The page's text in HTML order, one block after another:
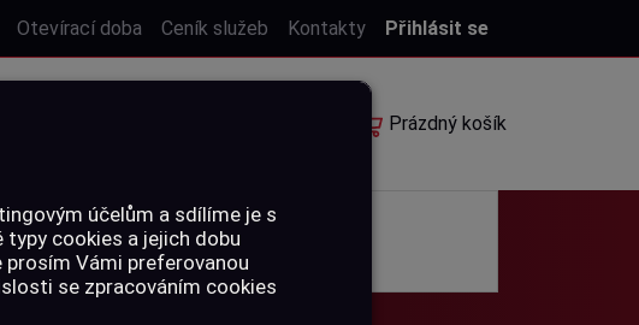
účelům a sdílíme je s
cookies a jejich dobu
Vámi preferovanou
se zpracováním cookies
Otevírací doba Ceník služeb Kontakty Přihlásit se
Prázdný košík
POUKAZY